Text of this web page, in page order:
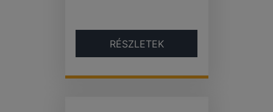
RÉSZLETEK